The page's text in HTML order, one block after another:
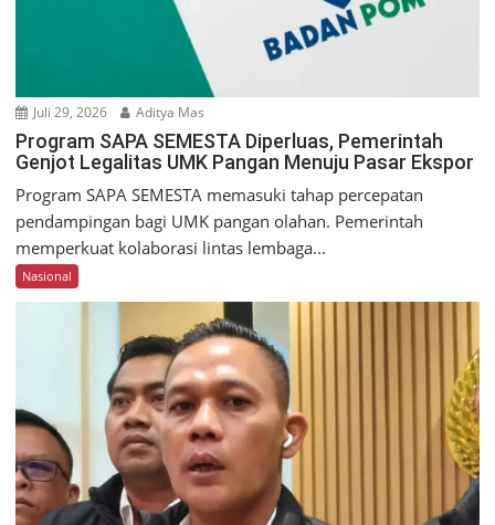
Juli 29, 2026 Aditya Mas
Program SAPA SEMESTA Diperluas, Pemerintah
Genjot Legalitas UMK Pangan Menuju Pasar Ekspor
Program SAPA SEMESTA memasuki tahap percepatan
pendampingan bagi UMK pangan olahan. Pemerintah
memperkuat kolaborasi lintas lembaga...
Nasional